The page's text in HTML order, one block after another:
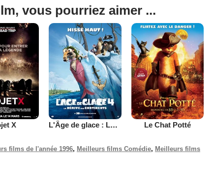
vous pourriez aimer ...
X L'Âge de glace : La dérive des continents Le Chat Potté
films de l'année 1996, Meilleurs films Comédie, Meilleurs films